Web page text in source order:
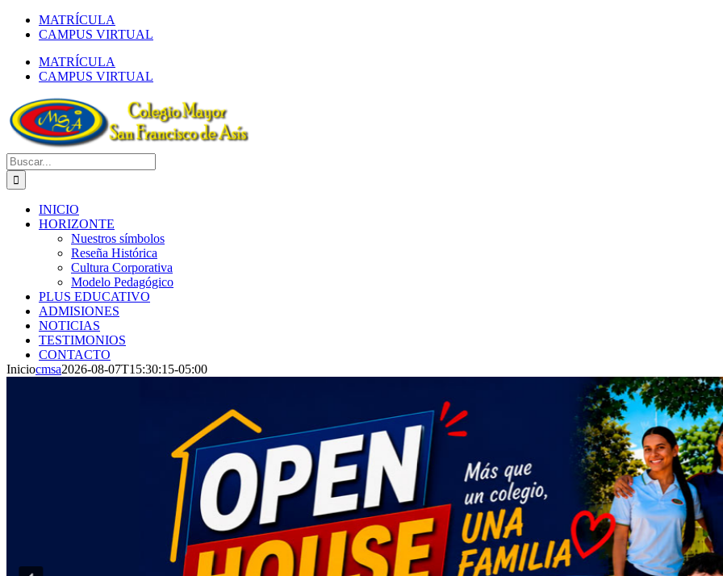
Saltar
MATRÍCULA
CAMPUS VIRTUAL
MATRÍCULA
CAMPUS VIRTUAL
Buscar:
INICIO
HORIZONTE
Nuestros símbolos
Reseña Histórica
Cultura Corporativa
Modelo Pedagógico
PLUS EDUCATIVO
ADMISIONES
NOTICIAS
TESTIMONIOS
CONTACTO
Iniciocmsa2026-08-07T15:30:15-05:00